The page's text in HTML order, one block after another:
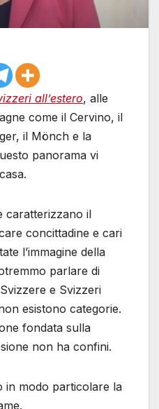
all’estero, alle
come il Cervino, il
il Mönch e la
panorama vi
caratterizzano il
concittadine e cari
l’immagine della
parlare di
e Svizzeri
esistono categorie.
fondata sulla
non ha confini.
in modo particolare la